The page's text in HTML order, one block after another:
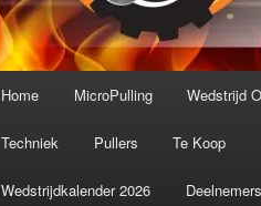
Home MicroPulling Wedstrijd
Techniek Pullers Te Koop
Wedstrijdkalender 2026